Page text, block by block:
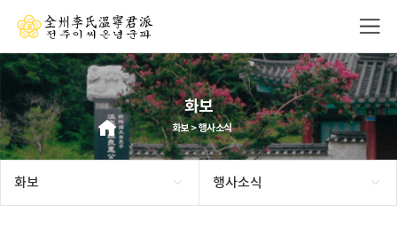
화보
화보 > 행사소식
화보 행사소식